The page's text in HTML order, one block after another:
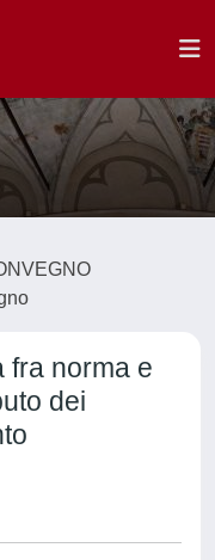
fra norma e
dei